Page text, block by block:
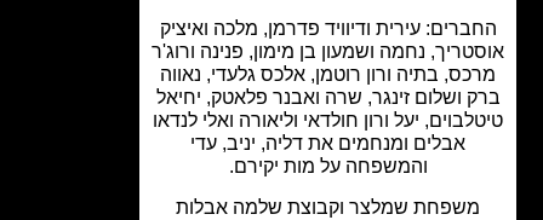
עירית ודיוויד פדרמן, מלכה ואיציק
נחמה ושמעון בן מימון, פנינה ורוג'ר
בתיה ורון רוטמן, אלכס גלעדי, נאווה
ושלום זינגר, שרה ואבנר פלאטק, יחיאל
יעל ורון חולדאי וליאורה ואלי לנדאו
אבלים ומנחמים את דליה, יניב, עדי
והמשפחה על מות יקירם.
משפחת שמלצר וקבוצת שלמה אבלות